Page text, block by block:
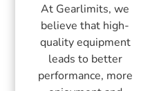
At Gearlimits, we
believe that high-
quality equipment
leads to better
performance, more